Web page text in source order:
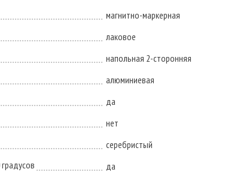
магнитно-маркерная
лаковое
напольная 2-сторонняя
алюминиевая
да
нет
серебристый
да